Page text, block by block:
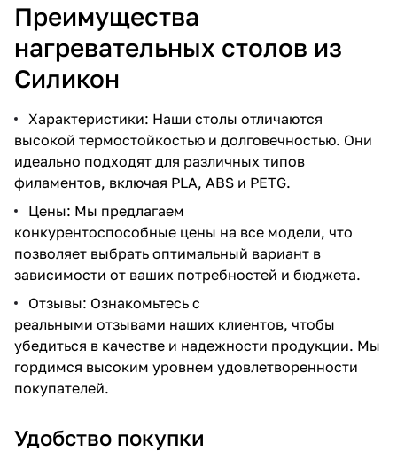
Преимущества
нагревательных столов из
Силикон
Характеристики: Наши столы отличаются
высокой термостойкостью и долговечностью. Они
идеально подходят для различных типов
филаментов, включая PLA, ABS и PETG.
Цены: Мы предлагаем
конкурентоспособные цены на все модели, что
позволяет выбрать оптимальный вариант в
зависимости от ваших потребностей и бюджета.
Отзывы: Ознакомьтесь с
реальными отзывами наших клиентов, чтобы
убедиться в качестве и надежности продукции. Мы
гордимся высоким уровнем удовлетворенности
покупателей.
Удобство покупки